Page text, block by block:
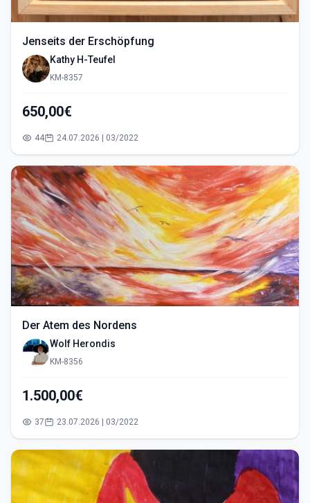
Jenseits der Erschöpfung
Kathy H-Teufel
KM-8357
650,00€
44 24.07.2026 | 03/2022
Der Atem des Nordens
Wolf Herondis
KM-8356
1.500,00€
37 23.07.2026 | 03/2022